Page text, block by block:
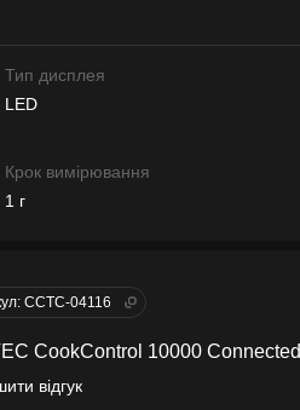
Тип дисплея
LED
Крок вимірювання
1 г
CCTC-04116
CookControl 10000 Connected
відгук